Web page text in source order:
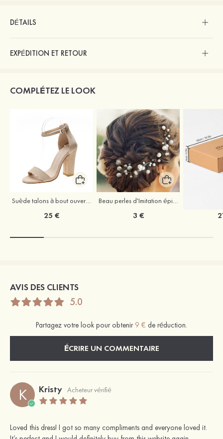
DÉTAILS
EXPÉDITION ET RETOUR
COMPLÉTEZ LE LOOK
Suède talons à bout ouvert sandales talon bottier chaussures pour les soirées
25 €
Beau perles d'Imitation épingles à cheveux coiffe
3 €
AVIS DES CLIENTS
5.0
Partagez votre look pour obtenir 9 € de réduction.
ÉCRIRE UN COMMENTAIRE
K Kristy Acheteur vérifié
Loved this dress! I got so many compliments and everyone loved it.